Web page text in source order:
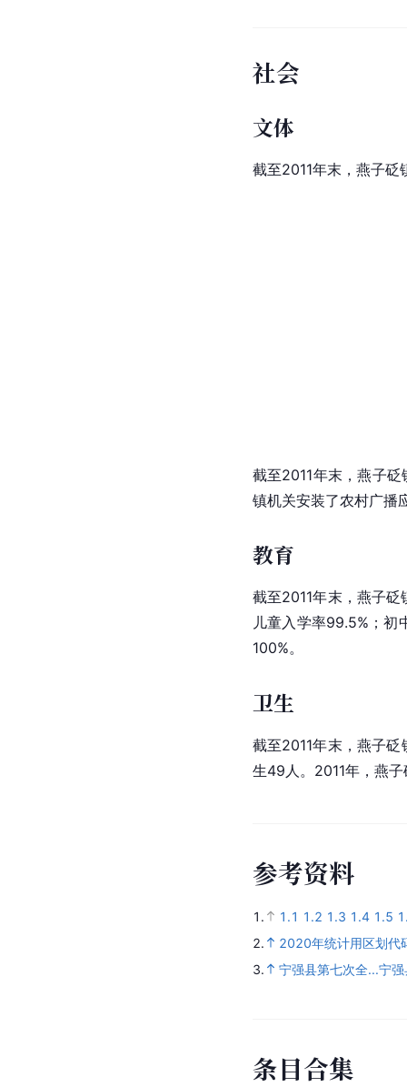
社会
文体
截至2011年末，燕子砭
截至2011年末，燕子
镇机关安装了农村广播
教育
截至2011年末，燕子
儿童入学率99.5%；初
100%。
卫生
截至2011年末，燕子
生49人。2011年，燕
参考资料
1. 1.1 1.2 1.3 1.4 1.5
2.
2020年统计用区划代
3.
宁强县第七次全...宁
条目合集